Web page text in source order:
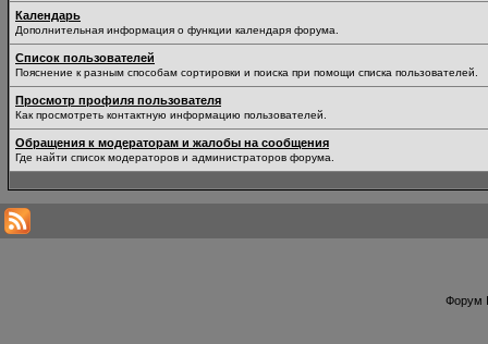
Календарь
Дополнительная информация о функции календаря форума.
Список пользователей
Пояснение к разным способам сортировки и поиска при помощи списка пользователей.
Просмотр профиля пользователя
Как просмотреть контактную информацию пользователей.
Обращения к модераторам и жалобы на сообщения
Где найти список модераторов и администраторов форума.
Форум